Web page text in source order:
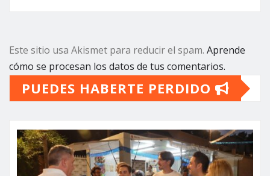
Este sitio usa Akismet para reducir el spam. Aprende
cómo se procesan los datos de tus comentarios.
PUEDES HABERTE PERDIDO